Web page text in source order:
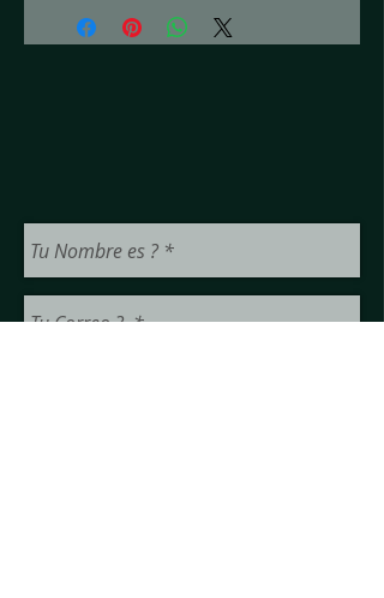
433.92MHzRango de Transmision :
100mGrabacion : Codigo ManualPoder :